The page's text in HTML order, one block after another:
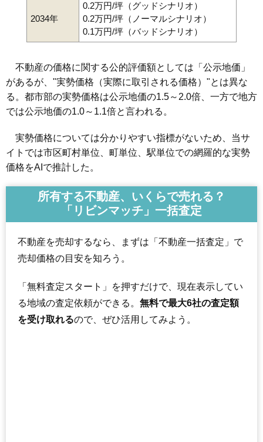
2034年
0.2万円/坪（グッドシナリオ）
0.2万円/坪（ノーマルシナリオ）
0.1万円/坪（バッドシナリオ）
不動産の価格に関する公的評価額としては「公示地価」
があるが、"実勢価格（実際に取引される価格）"とは異な
る。都市部の実勢価格は公示地価の1.5～2.0倍、一方で地方
では公示地価の1.0～1.1倍と言われる。
実勢価格については分かりやすい指標がないため、当サ
イトでは市区町村単位、町単位、駅単位での網羅的な実勢
価格をAIで推計した。
所有する不動産、いくらで売れる？
「リビンマッチ」一括査定
不動産を売却するなら、まずは「不動産一括査定」で
売却価格の目安を知ろう。
「無料査定スタート」を押すだけで、現在表示してい
る地域の査定依頼ができる。 無料で最大6社の査定額
を受け取れるので、ぜひ活用してみよう。